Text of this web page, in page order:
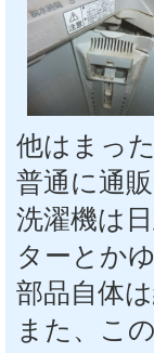
他はまっ
普通に通
洗濯機は
ターとか
部品自体
また、こ